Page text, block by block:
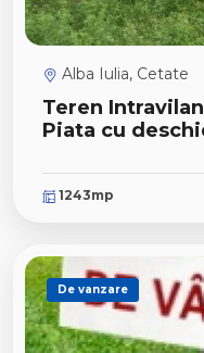
Teren
Piata cu
Alba Iulia, Cetate
1243mp
De vanzare